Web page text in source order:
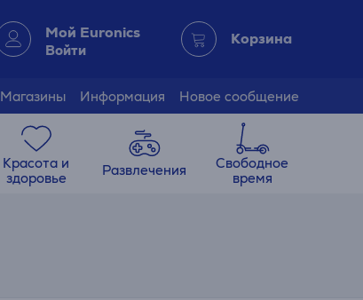
Мой Euronics
Войти
Корзина
Магазины Информация Новое сообщение
Красота и
здоровье
Развлечения
Свободное
время